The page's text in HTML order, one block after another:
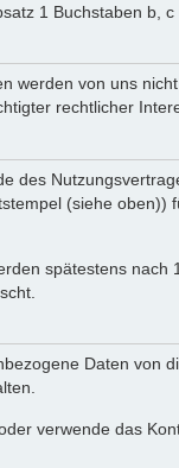
1 Buchstaben b, c
werden von uns
rechtlicher
des
(siehe
spätestens
Daten
verwende das